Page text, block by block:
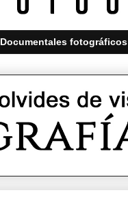
Documentales fotográficos